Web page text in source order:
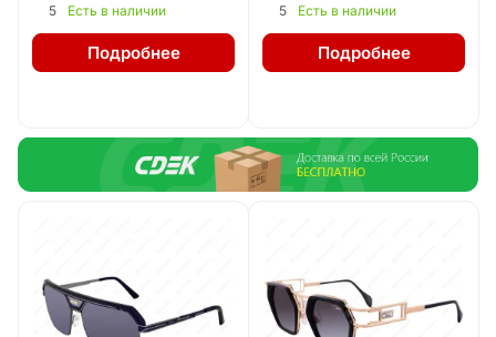
5 Есть в наличии
Подробнее
5 Есть в наличии
Подробнее